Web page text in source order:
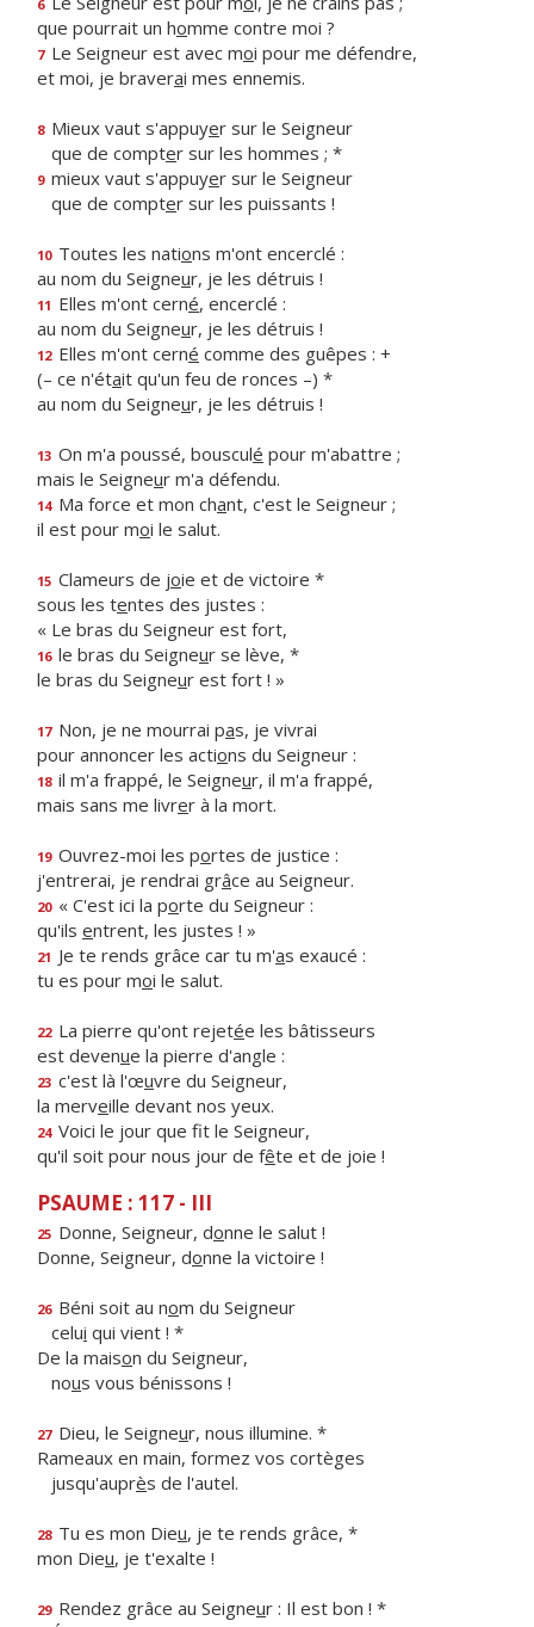
6
que pourrait un homme contre moi ?
7 Le Seigneur est avec moi pour me défendre,
et moi, je braverai mes ennemis.
8 Mieux vaut s'appuyer sur le Seigneur
que de compter sur les hommes ; *
9 mieux vaut s'appuyer sur le Seigneur
que de compter sur les puissants !
10 Toutes les nations m'ont encerclé :
au nom du Seigneur, je les détruis !
11 Elles m'ont cerné, encerclé :
au nom du Seigneur, je les détruis !
12 Elles m'ont cerné comme des guêpes : +
(– ce n'était qu'un feu de ronces –) *
au nom du Seigneur, je les détruis !
13 On m'a poussé, bousculé pour m'abattre ;
mais le Seigneur m'a défendu.
14 Ma force et mon chant, c'est le Seigneur ;
il est pour moi le salut.
15 Clameurs de joie et de victoire *
sous les tentes des justes :
« Le bras du Seigneur est fort,
16 le bras du Seigneur se lève, *
le bras du Seigneur est fort ! »
17 Non, je ne mourrai pas, je vivrai
pour annoncer les actions du Seigneur :
18 il m'a frappé, le Seigneur, il m'a frappé,
mais sans me livrer à la mort.
19 Ouvrez-moi les portes de justice :
j'entrerai, je rendrai grâce au Seigneur.
20 « C'est ici la porte du Seigneur :
qu'ils entrent, les justes ! »
21 Je te rends grâce car tu m'as exaucé :
tu es pour moi le salut.
22 La pierre qu'ont rejetée les bâtisseurs
est devenue la pierre d'angle :
23 c'est là l'œuvre du Seigneur,
la merveille devant nos yeux.
24 Voici le jour que ft le Seigneur,
qu'il soit pour nous jour de fête et de joie !
PSAUME : 117 - III
25 Donne, Seigneur, donne le salut !
Donne, Seigneur, donne la victoire !
26 Béni soit au nom du Seigneur
celui qui vient ! *
De la maison du Seigneur,
nous vous bénissons !
27 Dieu, le Seigneur, nous illumine. *
Rameaux en main, formez vos cortèges
jusqu'auprès de l'autel.
28 Tu es mon Dieu, je te rends grâce, *
mon Dieu, je t'exalte !
29 Rendez grâce au Seigneur : Il est bon ! *